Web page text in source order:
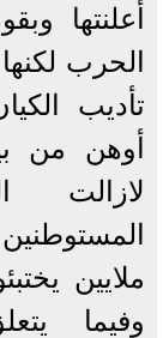
أعلنتها
الحرب
تأديب
أوهن من
لازالت
ملايين
وفيما